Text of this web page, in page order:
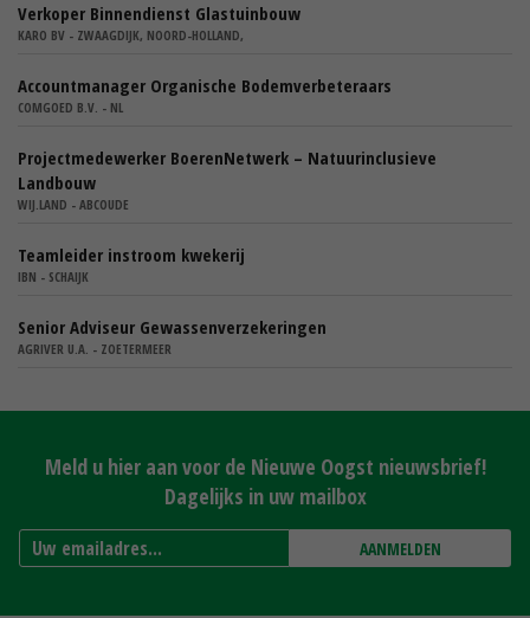
Verkoper Binnendienst Glastuinbouw
KARO BV - ZWAAGDIJK, NOORD-HOLLAND,
Accountmanager Organische Bodemverbeteraars
COMGOED B.V. - NL
Projectmedewerker BoerenNetwerk – Natuurinclusieve
Landbouw
WIJ.LAND - ABCOUDE
Teamleider instroom kwekerij
IBN - SCHAIJK
Senior Adviseur Gewassenverzekeringen
AGRIVER U.A. - ZOETERMEER
Meld u hier aan voor de Nieuwe Oogst nieuwsbrief!
Dagelijks in uw mailbox
AANMELDEN